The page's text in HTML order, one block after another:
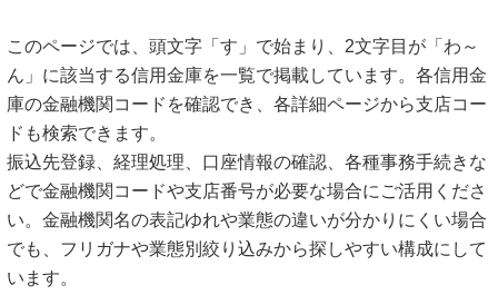
このページでは、頭文字「す」で始まり、2文字目が「わ～
ん」に該当する信用金庫を一覧で掲載しています。各信用金
庫の金融機関コードを確認でき、各詳細ページから支店コー
ドも検索できます。
振込先登録、経理処理、口座情報の確認、各種事務手続きな
どで金融機関コードや支店番号が必要な場合にご活用くださ
い。金融機関名の表記ゆれや業態の違いが分かりにくい場合
でも、フリガナや業態別絞り込みから探しやすい構成にして
います。